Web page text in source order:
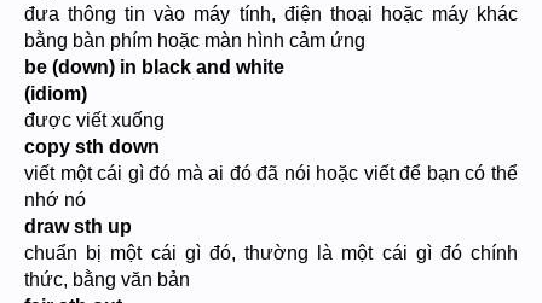
đưa thông tin vào máy tính, điện thoại hoặc máy khác
bằng bàn phím hoặc màn hình cảm ứng
be (down) in black and white
(idiom)
được viết xuống
copy sth down
viết một cái gì đó mà ai đó đã nói hoặc viết để bạn có thể
nhớ nó
draw sth up
chuẩn bị một cái gì đó, thường là một cái gì đó chính
thức, bằng văn bản